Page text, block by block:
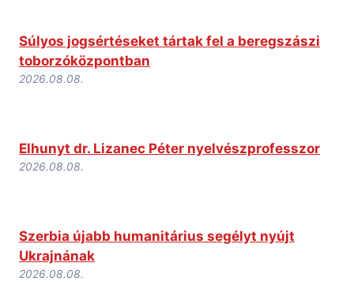
Súlyos jogsértéseket tártak fel a beregszászi
toborzóközpontban
2026.08.08.
Elhunyt dr. Lizanec Péter nyelvészprofesszor
2026.08.08.
Szerbia újabb humanitárius segélyt nyújt
Ukrajnának
2026.08.08.